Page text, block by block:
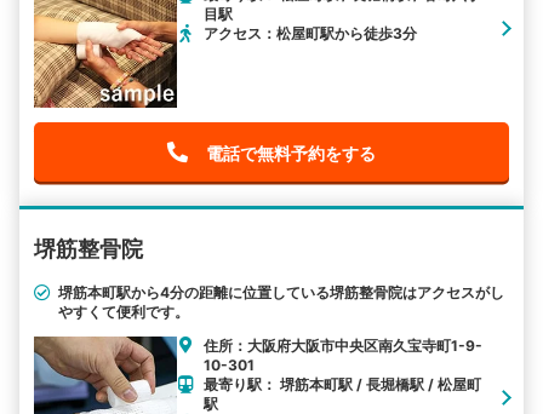
目駅
アクセス：松屋町駅から徒歩3分
電話で無料予約をする
堺筋整骨院
堺筋本町駅から4分の距離に位置している堺筋整骨院はアクセスがし
やすくて便利です。
住所：大阪府大阪市中央区南久宝寺町1-9-
10-301
最寄り駅： 堺筋本町駅 / 長堀橋駅 / 松屋町
駅